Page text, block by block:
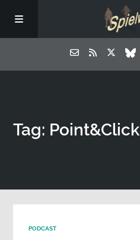
Tag: Point&Click
PODCAST